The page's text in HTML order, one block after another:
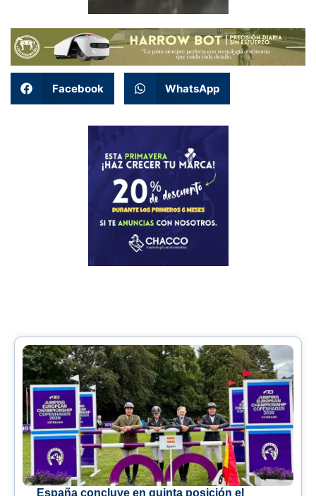
Facebook WhatsApp
España concluye en quinta posición el